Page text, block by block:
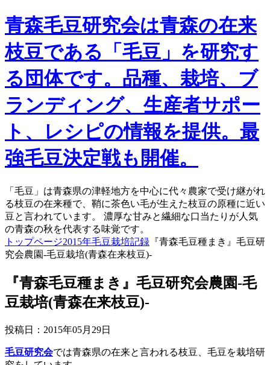
青森毛豆研究会は青森の在来
枝豆である「毛豆」を研究す
る団体です。品種、栽培、ブ
ランディング、生産者サポー
ト、レシピの情報を提供。最
強毛豆決定戦も開催。
「毛豆」は青森県の津軽地方を中心に代々農家で受け継がれ
る枝豆の在来種で、鞘に茶色い毛が生えた枝豆の原種に近い
豆と言われています。 濃厚な甘みと繊細な口当たりが人気
の青森の秋を代表する味覚です。
トップページ2015年毛豆栽培記録 『青森毛豆種まき』毛豆研
究会農園-毛豆栽培(青森在来枝豆)-
『青森毛豆種まき』毛豆研究会農園-毛
豆栽培(青森在来枝豆)-
投稿日：2015年05月29日
毛豆研究会では青森県の在来と言われる枝豆、毛豆を栽培研